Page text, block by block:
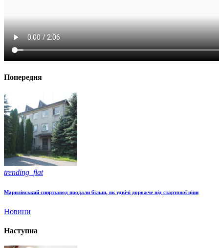
Попередня
trending_flat
Марилівський спиртзавод продали більш, як удвічі дорожче від стартової ціни
Новини
Наступна